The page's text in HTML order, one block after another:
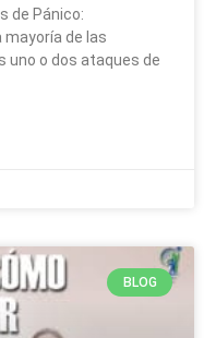
de Pánico:
de las
uno o dos ataques de
BLOG